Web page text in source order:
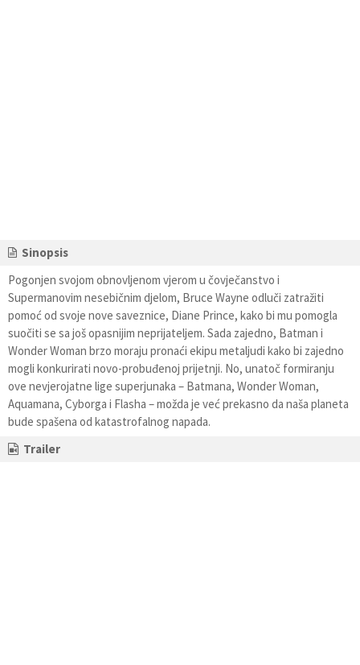
Sinopsis
Pogonjen svojom obnovljenom vjerom u čovječanstvo i
Supermanovim nesebičnim djelom, Bruce Wayne odluči zatražiti
pomoć od svoje nove saveznice, Diane Prince, kako bi mu pomogla
suočiti se sa još opasnijim neprijateljem. Sada zajedno, Batman i
Wonder Woman brzo moraju pronaći ekipu metaljudi kako bi zajedno
mogli konkurirati novo-probuđenoj prijetnji. No, unatoč formiranju
ove nevjerojatne lige superjunaka – Batmana, Wonder Woman,
Aquamana, Cyborga i Flasha – možda je već prekasno da naša planeta
bude spašena od katastrofalnog napada.
Trailer